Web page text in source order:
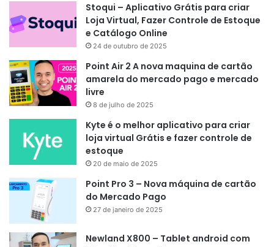
Stoqui – Aplicativo Grátis para criar
Loja Virtual, Fazer Controle de Estoque
e Catálogo Online
24 de outubro de 2025
Point Air 2 A nova maquina de cartão
amarela do mercado pago e mercado
livre
8 de julho de 2025
Kyte é o melhor aplicativo para criar
loja virtual Grátis e fazer controle de
estoque
20 de maio de 2025
Point Pro 3 – Nova máquina de cartão
do Mercado Pago
27 de janeiro de 2025
Newland X800 – Tablet android com